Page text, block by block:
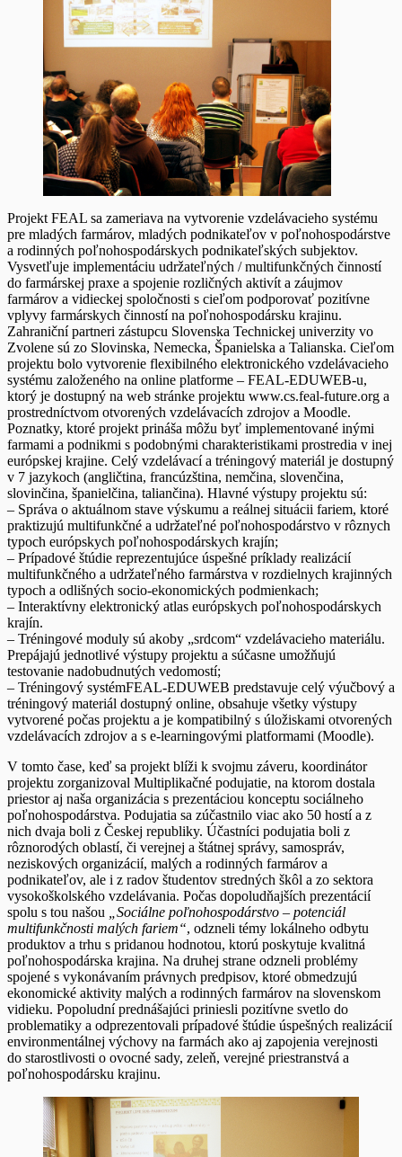
Projekt FEAL sa zameriava na vytvorenie vzdelávacieho systému
pre mladých farmárov, mladých podnikateľov v poľnohospodárstve
a rodinných poľnohospodárskych podnikateľských subjektov.
Vysvetľuje implementáciu udržateľných / multifunkčných činností
do farmárskej praxe a spojenie rozličných aktivít a záujmov
farmárov a vidieckej spoločnosti s cieľom podporovať pozitívne
vplyvy farmárskych činností na poľnohospodársku krajinu.
Zahraniční partneri zástupcu Slovenska Technickej univerzity vo
Zvolene sú zo Slovinska, Nemecka, Španielska a Talianska. Cieľom
projektu bolo vytvorenie flexibilného elektronického vzdelávacieho
systému založeného na online platforme – FEAL-EDUWEB-u,
ktorý je dostupný na web stránke projektu www.cs.feal-future.org a
prostredníctvom otvorených vzdelávacích zdrojov a Moodle.
Poznatky, ktoré projekt prináša môžu byť implementované inými
farmami a podnikmi s podobnými charakteristikami prostredia v inej
európskej krajine. Celý vzdelávací a tréningový materiál je dostupný
v 7 jazykoch (angličtina, francúzština, nemčina, slovenčina,
slovinčina, španielčina, taliančina). Hlavné výstupy projektu sú:
– Správa o aktuálnom stave výskumu a reálnej situácii fariem, ktoré
praktizujú multifunkčné a udržateľné poľnohospodárstvo v rôznych
typoch európskych poľnohospodárskych krajín;
– Prípadové štúdie reprezentujúce úspešné príklady realizácií
multifunkčného a udržateľného farmárstva v rozdielnych krajinných
typoch a odlišných socio-ekonomických podmienkach;
– Interaktívny elektronický atlas európskych poľnohospodárskych
krajín.
– Tréningové moduly sú akoby „srdcom“ vzdelávacieho materiálu.
Prepájajú jednotlivé výstupy projektu a súčasne umožňujú
testovanie nadobudnutých vedomostí;
– Tréningový systémFEAL-EDUWEB predstavuje celý výučbový a
tréningový materiál dostupný online, obsahuje všetky výstupy
vytvorené počas projektu a je kompatibilný s úložiskami otvorených
vzdelávacích zdrojov a s e-learningovými platformami (Moodle).
V tomto čase, keď sa projekt blíži k svojmu záveru, koordinátor
projektu zorganizoval Multiplikačné podujatie, na ktorom dostala
priestor aj naša organizácia s prezentáciou konceptu sociálneho
poľnohospodárstva. Podujatia sa zúčastnilo viac ako 50 hostí a z
nich dvaja boli z Českej republiky. Účastníci podujatia boli z
rôznorodých oblastí, či verejnej a štátnej správy, samospráv,
neziskových organizácií, malých a rodinných farmárov a
podnikateľov, ale i z radov študentov stredných škôl a zo sektora
vysokoškolského vzdelávania. Počas dopoludňajších prezentácií
spolu s tou našou
„Sociálne poľnohospodárstvo – potenciál
multifunkčnosti malých fariem“, odzneli témy lokálneho odbytu
produktov a trhu s pridanou hodnotou, ktorú poskytuje kvalitná
poľnohospodárska krajina. Na druhej strane odzneli problémy
spojené s vykonávaním právnych predpisov, ktoré obmedzujú
ekonomické aktivity malých a rodinných farmárov na slovenskom
vidieku. Popoludní prednášajúci priniesli pozitívne svetlo do
problematiky a odprezentovali prípadové štúdie úspešných realizácií
environmentálnej výchovy na farmách ako aj zapojenia verejnosti
do starostlivosti o ovocné sady, zeleň, verejné priestranstvá a
poľnohospodársku krajinu.